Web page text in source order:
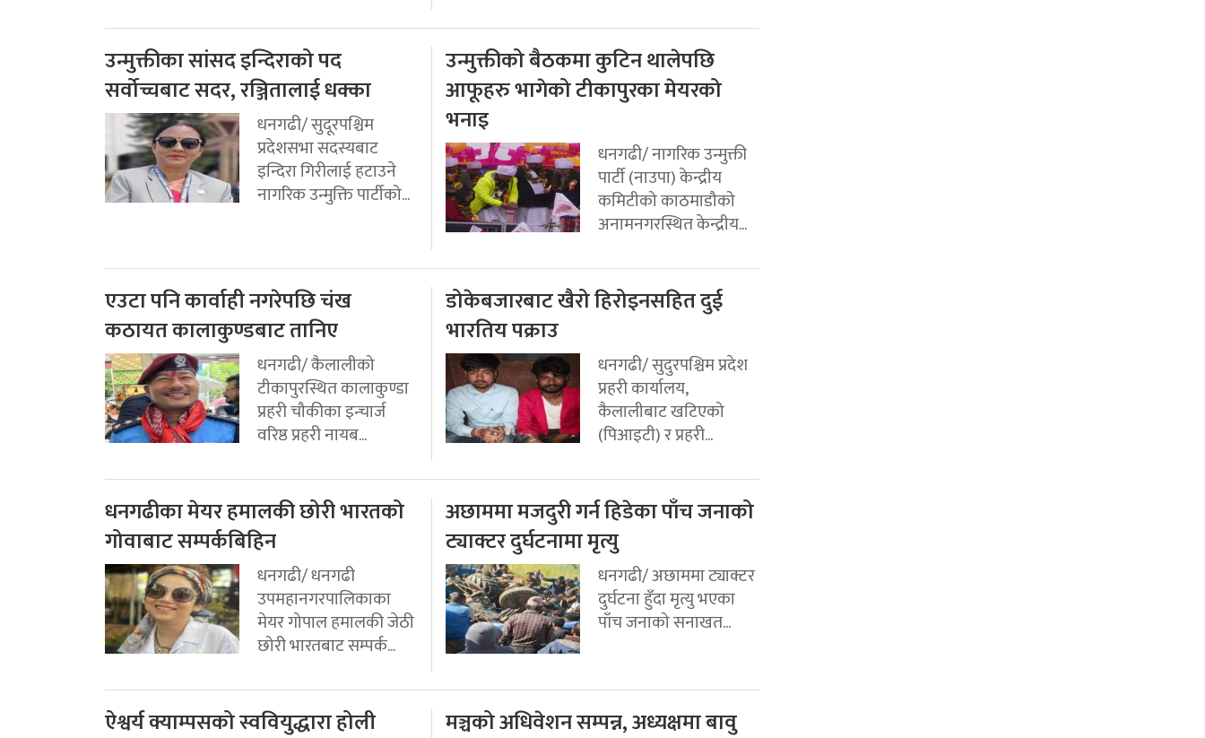
उन्मुक्तीका सांसद इन्दिराको पद
सर्वोच्चबाट सदर, रञ्जितालाई धक्का
धनगढी/ सुदूरपश्चिम
प्रदेशसभा सदस्यबाट
इन्दिरा गिरीलाई हटाउने
नागरिक उन्मुक्ति पार्टीको...
उन्मुक्तीको बैठकमा कुटिन थालेपछि
आफूहरु भागेको टीकापुरका मेयरको
भनाइ
धनगढी/ नागरिक उन्मुक्ती
पार्टी (नाउपा) केन्द्रीय
कमिटीको काठमाडौको
अनामनगरस्थित केन्द्रीय...
एउटा पनि कार्वाही नगरेपछि चंख
कठायत कालाकुण्डबाट तानिए
धनगढी/ कैलालीको
टीकापुरस्थित कालाकुण्डा
प्रहरी चौकीका इन्चार्ज
वरिष्ठ प्रहरी नायब...
डोकेबजारबाट खैरो हिरोइनसहित दुई
भारतिय पक्राउ
धनगढी/ सुदुरपश्चिम प्रदेश
प्रहरी कार्यालय,
कैलालीबाट खटिएको
(पिआइटी) र प्रहरी...
धनगढीका मेयर हमालकी छोरी भारतको
गोवाबाट सम्पर्कबिहिन
धनगढी/ धनगढी
उपमहानगरपालिकाका
मेयर गोपाल हमालकी जेठी
छोरी भारतबाट सम्पर्क...
अछाममा मजदुरी गर्न हिडेका पाँच जनाको
ट्याक्टर दुर्घटनामा मृत्यु
धनगढी/ अछाममा ट्याक्टर
दुर्घटना हुँदा मृत्यु भएका
पाँच जनाको सनाखत...
ऐश्वर्य क्याम्पसको स्ववियुद्धारा होली
मञ्चको अधिवेशन सम्पन्न, अध्यक्षमा बावु